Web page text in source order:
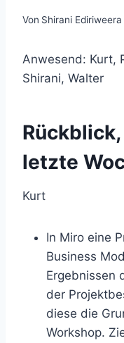
Von Shirani Ediriweera
Anwesend: Kurt,
Shirani, Walter
letzte
Kurt
In Miro eine
Business
Ergebnissen
der
diese die
Workshop.